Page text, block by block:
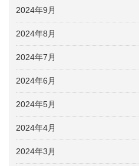
2024年9月
2024年8月
2024年7月
2024年6月
2024年5月
2024年4月
2024年3月